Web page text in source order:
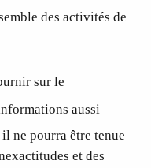
des activités de
sur le
aussi
ne pourra être tenue
et des